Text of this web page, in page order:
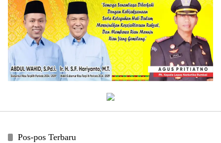
Pos-pos Terbaru